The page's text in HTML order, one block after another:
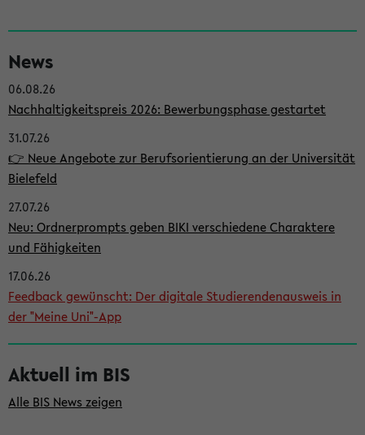
e
i
t
e
n
l
e
i
s
t
e
News
06.08.26
Nachhaltigkeitspreis 2026: Bewerbungsphase gestartet
31.07.26
👉 Neue Angebote zur Berufsorientierung an der Universität
Bielefeld
27.07.26
Neu: Ordnerprompts geben BIKI verschiedene Charaktere
und Fähigkeiten
17.06.26
Feedback gewünscht: Der digitale Studierendenausweis in
der "Meine Uni"-App
Aktuell im BIS
Alle BIS News zeigen